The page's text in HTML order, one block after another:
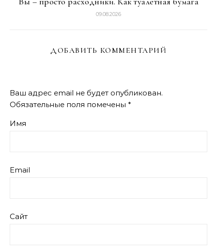
09.08.2026
ДОБАВИТЬ КОММЕНТАРИЙ
Ваш адрес email не будет опубликован.
Обязательные поля помечены *
Имя
Email
Сайт